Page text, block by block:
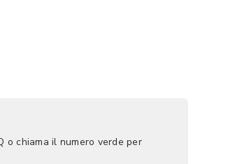
o chiama il numero verde per